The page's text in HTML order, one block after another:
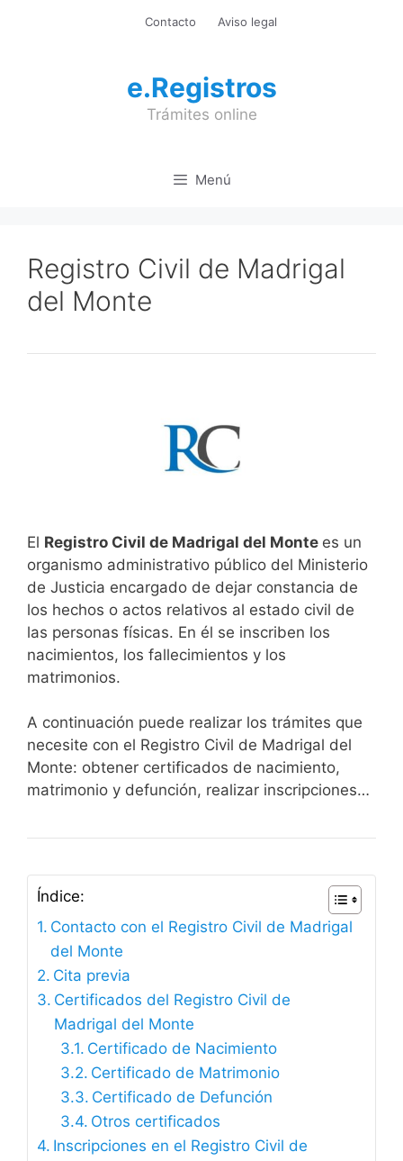
Contacto Aviso legal
e.Registros
Trámites online
Menú
Registro Civil de Madrigal
del Monte
El Registro Civil de Madrigal del Monte es un
organismo administrativo público del Ministerio
de Justicia encargado de dejar constancia de
los hechos o actos relativos al estado civil de
las personas físicas. En él se inscriben los
nacimientos, los fallecimientos y los
matrimonios.
A continuación puede realizar los trámites que
necesite con el Registro Civil de Madrigal del
Monte: obtener certificados de nacimiento,
matrimonio y defunción, realizar inscripciones…
Índice:
Contacto con el Registro Civil de Madrigal
del Monte
Cita previa
Certificados del Registro Civil de
Madrigal del Monte
Certificado de Nacimiento
Certificado de Matrimonio
Certificado de Defunción
Otros certificados
Inscripciones en el Registro Civil de